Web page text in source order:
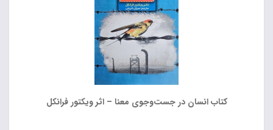
کتاب انسان در جست‌وجوی معنا – اثر ویکتور فرانکل